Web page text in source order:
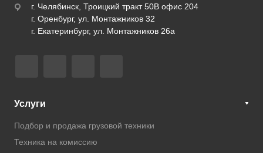
г. Челябинск, Троицкий тракт 50В офис 204
г. Оренбург, ул. Монтажников 32
г. Екатеринбург, ул. Монтажников 26а
Услуги
Подбор и продажа грузовой техники
Техника на комиссию